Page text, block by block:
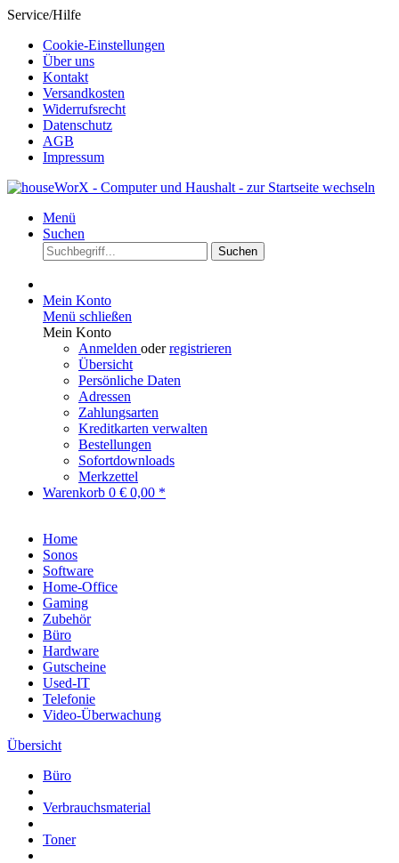
Service/Hilfe
Cookie-Einstellungen
Über uns
Kontakt
Versandkosten
Widerrufsrecht
Datenschutz
AGB
Impressum
Menü
Suchen
Suchen
Mein Konto
Menü schließen
Mein Konto
Anmelden oderregistrieren
Übersicht
Persönliche Daten
Adressen
Zahlungsarten
Kreditkarten verwalten
Bestellungen
Sofortdownloads
Merkzettel
Warenkorb 0 € 0,00 *
Home
Sonos
Software
Home-Office
Gaming
Zubehör
Büro
Hardware
Gutscheine
Used-IT
Telefonie
Video-Überwachung
Übersicht
Büro
Verbrauchsmaterial
Toner